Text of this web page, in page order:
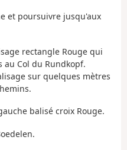
et poursuivre jusqu'aux
rectangle Rouge qui
au Col du Rundkopf.
sur quelques mètres
balisé croix Rouge.